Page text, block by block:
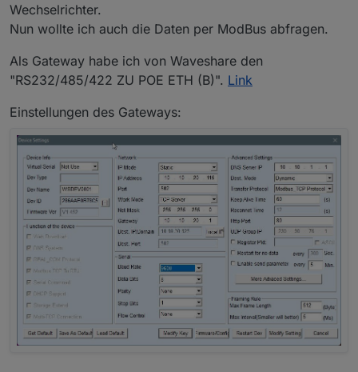
Wechselrichter.
Nun wollte ich auch die Daten per ModBus abfragen.
Als Gateway habe ich von Waveshare den
"RS232/485/422 ZU POE ETH (B)". Link
Einstellungen des Gateways: